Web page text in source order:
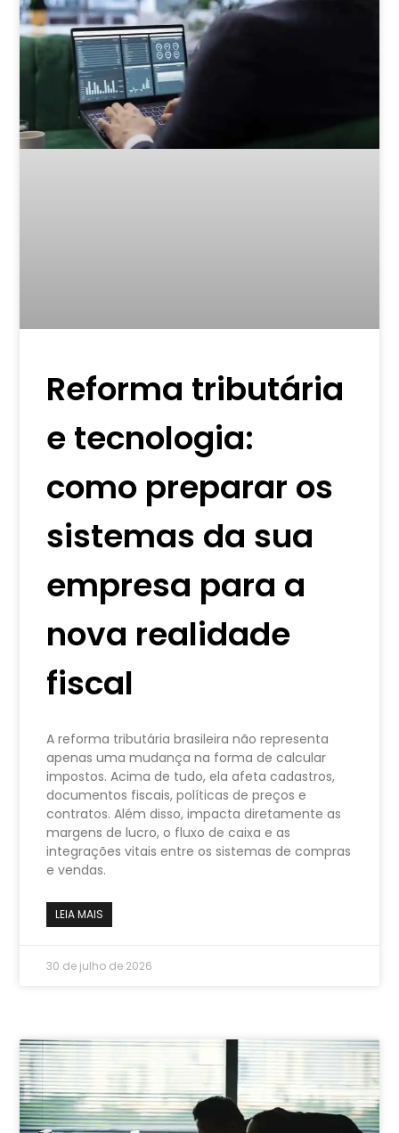
Reforma tributária
e tecnologia:
como preparar os
sistemas da sua
empresa para a
nova realidade
fiscal
A reforma tributária brasileira não representa
apenas uma mudança na forma de calcular
impostos. Acima de tudo, ela afeta cadastros,
documentos fiscais, políticas de preços e
contratos. Além disso, impacta diretamente as
margens de lucro, o fluxo de caixa e as
integrações vitais entre os sistemas de compras
e vendas.
LEIA MAIS
30 de julho de 2026